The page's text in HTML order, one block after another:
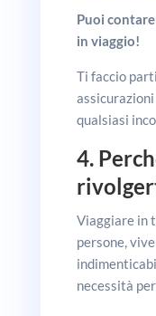
Puoi
in viaggio!
Ti faccio
qualsiasi
4.
Viaggiare in
persone,
necessità